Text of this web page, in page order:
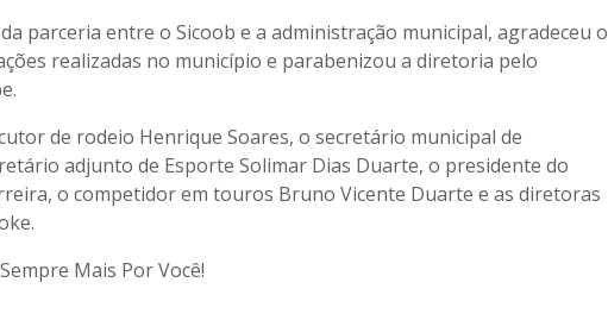
parceria entre o Sicoob e a administração municipal, agradeceu o
realizadas no município e parabenizou a diretoria pelo
de rodeio Henrique Soares, o secretário municipal de
adjunto de Esporte Solimar Dias Duarte, o presidente do
o competidor em touros Bruno Vicente Duarte e as diretoras
Mais Por Você!